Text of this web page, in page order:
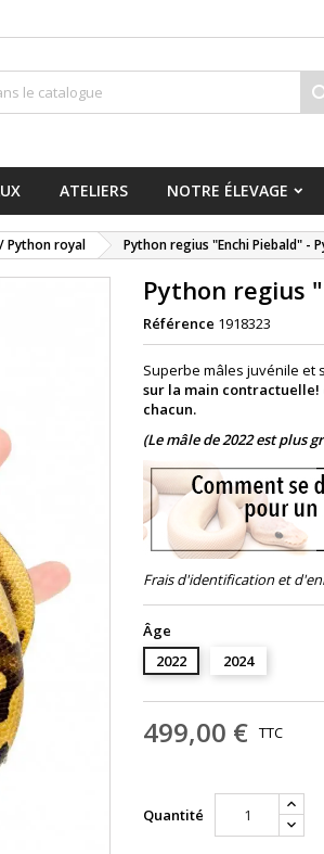
ATELIERS NOTRE ÉLEVAGE
Python royal Python regius "Enchi Piebald" -
Python regius
Référence 1918323
Superbe mâles juvénile et
sur la main contractuelle!
chacun.
(Le mâle de 2022 est plus
Frais d'identification et
Âge
2022
2024
499,00 € TTC
Quantité